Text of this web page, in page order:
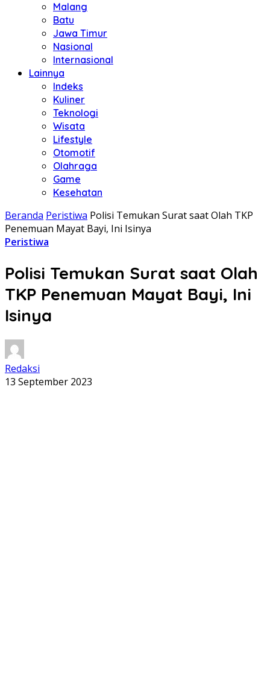
Malang
Batu
Jawa Timur
Nasional
Internasional
Lainnya
Indeks
Kuliner
Teknologi
Wisata
Lifestyle
Otomotif
Olahraga
Game
Kesehatan
Beranda Peristiwa Polisi Temukan Surat saat Olah TKP
Penemuan Mayat Bayi, Ini Isinya
Peristiwa
Polisi Temukan Surat saat Olah
TKP Penemuan Mayat Bayi, Ini
Isinya
Redaksi
13 September 2023